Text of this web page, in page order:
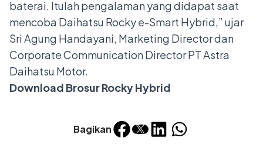
Bagikan
baterai. Itulah pengalaman yang didapat saat
mencoba Daihatsu Rocky e-Smart Hybrid,” ujar
Sri Agung Handayani, Marketing Director dan
Corporate Communication Director PT Astra
Daihatsu Motor.
Download Brosur Rocky Hybrid